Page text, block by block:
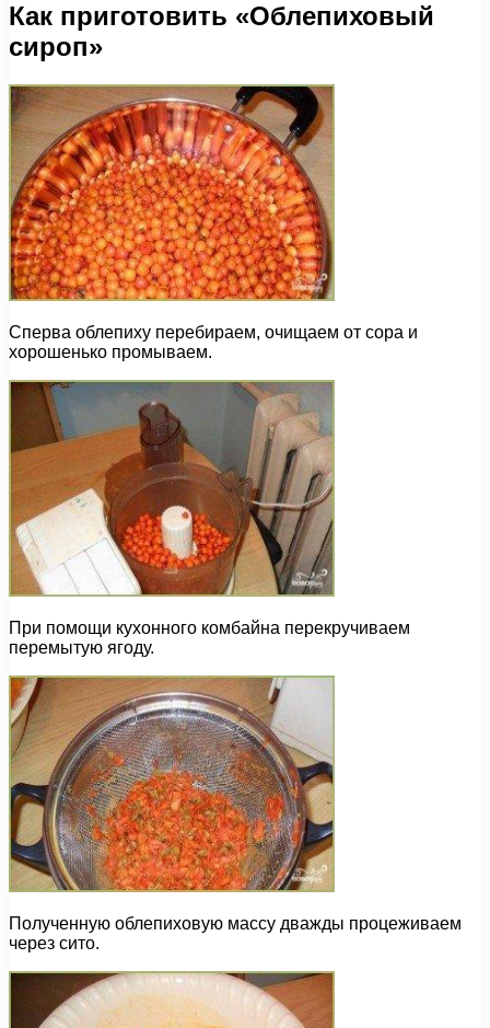
Как приготовить «Облепиховый
сироп»
Сперва облепиху перебираем, очищаем от сора и
хорошенько промываем.
При помощи кухонного комбайна перекручиваем
перемытую ягоду.
Полученную облепиховую массу дважды процеживаем
через сито.